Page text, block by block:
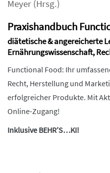
Meyer (Hrsg.)
Praxishandbuch
diätetische & angereicherte
Ernährungswissenschaft,
Functional Food: Ihr
Recht, Herstellung und
erfolgreicher Produkte. Mit
Online-Zugang!
Inklusive BEHR’S…KI!